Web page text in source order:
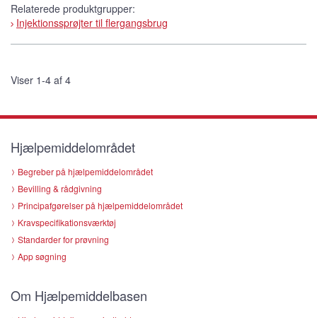
Relaterede produktgrupper:
Injektionssprøjter til flergangsbrug
Viser 1-4 af 4
Hjælpemiddelområdet
Begreber på hjælpemiddelområdet
Bevilling & rådgivning
Principafgørelser på hjælpemiddelområdet
Kravspecifikationsværktøj
Standarder for prøvning
App søgning
Om Hjælpemiddelbasen